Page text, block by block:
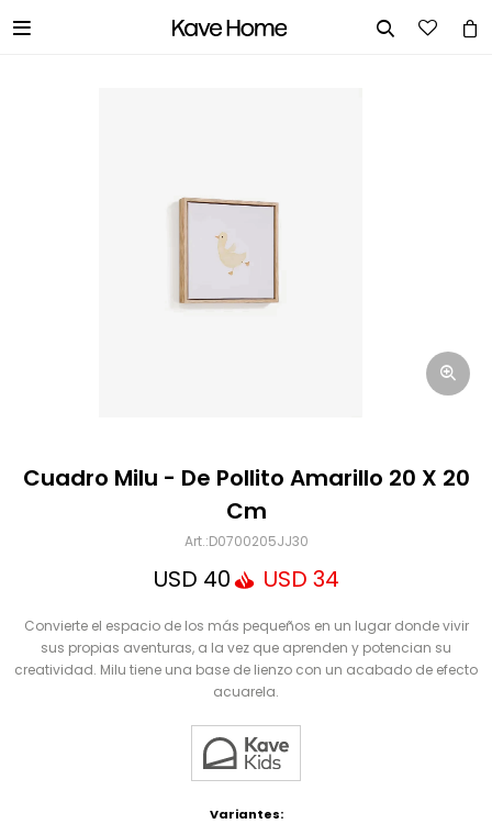
 
Cuadro Milu - De Pollito Amarillo 20 X 20
Cm
D0700205JJ30
USD 40 USD 34
Convierte el espacio de los más pequeños en un lugar donde vivir
sus propias aventuras, a la vez que aprenden y potencian su
creatividad. Milu tiene una base de lienzo con un acabado de efecto
acuarela.
Variantes: